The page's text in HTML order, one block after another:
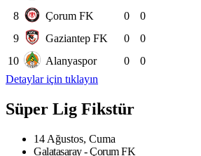
8
Çorum FK 0
0
9
Gaziantep FK 0
0
10
Alanyaspor 0
0
Detaylar için tıklayın
Süper Lig Fikstür
14 Ağustos, Cuma
Galatasaray - Çorum FK